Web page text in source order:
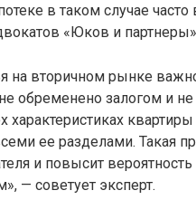
в таком случае
«Юков и
на вторичном рынке
обременено залогом и
характеристиках
ее разделами. Такая
и повысит
— советует эксперт.